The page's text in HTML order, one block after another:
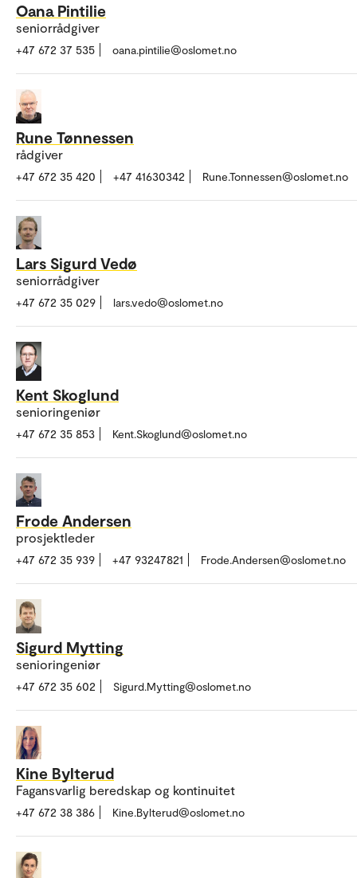
Oana Pintilie
seniorrådgiver
+47 672 37 535 oana.pintilie@oslomet.no
Rune Tønnessen
rådgiver
+47 672 35 420 +47 41630342 Rune.Tonnessen@oslomet.no
Lars Sigurd Vedø
seniorrådgiver
+47 672 35 029 lars.vedo@oslomet.no
Kent Skoglund
senioringeniør
+47 672 35 853 Kent.Skoglund@oslomet.no
Frode Andersen
prosjektleder
+47 672 35 939 +47 93247821 Frode.Andersen@oslomet.no
Sigurd Mytting
senioringeniør
+47 672 35 602 Sigurd.Mytting@oslomet.no
Kine Bylterud
Fagansvarlig beredskap og kontinuitet
+47 672 38 386 Kine.Bylterud@oslomet.no